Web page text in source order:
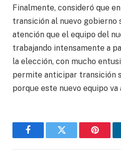
Finalmente, consideró que
transición al nuevo gobierno
atención que el equipo del
trabajando intensamente a
la elección, con mucho
permite anticipar transición
porque este nuevo equipo va
FacebookTwitter